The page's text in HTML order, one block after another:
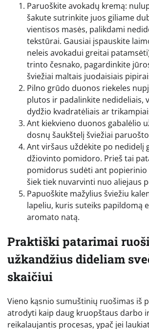
Paruoškite avokadų kremą:
šakute sutrinkite juos giliame
vientisos masės, palikdami
tekstūrai. Gausiai įspauskite
neleis avokadui greitai
trinto česnako, pagardinkite
šviežiai maltais juodaisiais
Pilno grūdo duonos riekeles
plutos ir padalinkite nedideliais,
dydžio kvadratėliais ar
Ant kiekvieno duonos gabalėlio
dosnų šaukštelį šviežiai
Ant viršaus uždėkite po nedidelį
džiovinto pomidoro. Prieš tai
pomidorus sudėti ant
šiek tiek nuvarvinti nuo aliejaus
Papuoškite mažylius šviežiu
lapeliu, kuris suteiks papildomą
aromato natą.
Praktiški patarimai
užkandžius dideliam
skaičiui
Vieno kąsnio sumuštinių ruošimas iš
atrodyti kaip daug kruopštaus darbo
reikalaujantis procesas, ypač jei